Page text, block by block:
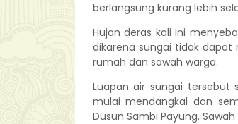
berlangsung kurang lebih
Hujan deras kali ini
dikarena sungai tidak
rumah dan sawah warga.
Luapan air sungai tersebut
mulai mendangkal dan
Dusun Sambi Payung.